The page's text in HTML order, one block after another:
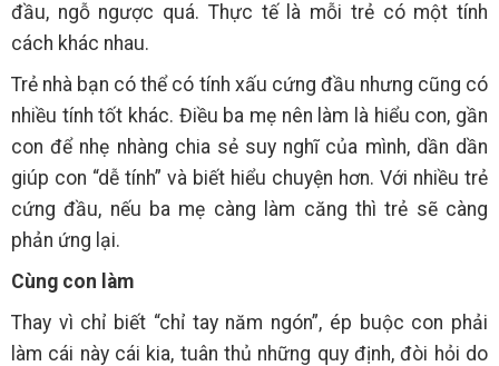
đầu, ngỗ ngược quá. Thực tế là mỗi trẻ có một tính
cách khác nhau.
Trẻ nhà bạn có thể có tính xấu cứng đầu nhưng cũng có
nhiều tính tốt khác. Điều ba mẹ nên làm là hiểu con, gần
con để nhẹ nhàng chia sẻ suy nghĩ của mình, dần dần
giúp con “dễ tính” và biết hiểu chuyện hơn. Với nhiều trẻ
cứng đầu, nếu ba mẹ càng làm căng thì trẻ sẽ càng
phản ứng lại.
Cùng con làm
Thay vì chỉ biết “chỉ tay năm ngón”, ép buộc con phải
làm cái này cái kia, tuân thủ những quy định, đòi hỏi do